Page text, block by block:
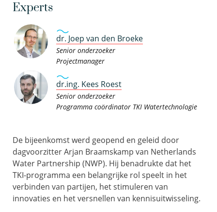
Experts
dr. Joep van den Broeke
Senior onderzoeker
Projectmanager
dr.ing. Kees Roest
Senior onderzoeker
Programma coördinator TKI Watertechnologie
De bijeenkomst werd geopend en geleid door
dagvoorzitter Arjan Braamskamp van Netherlands
Water Partnership (NWP). Hij benadrukte dat het
TKI-programma een belangrijke rol speelt in het
verbinden van partijen, het stimuleren van
innovaties en het versnellen van kennisuitwisseling.